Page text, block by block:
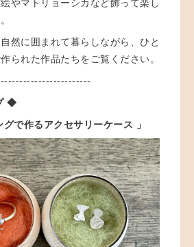
やマトリョーシカなど飾って楽し
然に囲まれて暮らしながら、ひと
られた作品たちをご覧ください。
◆
グで作るアクセサリーケース 」